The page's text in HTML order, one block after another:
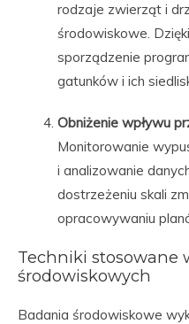
rodzaje zwierząt i
środowiskowe.
sporządzenie
gatunków i ich
Obniżenie wpływu
Monitorowanie
i analizowanie
dostrzeżeniu skali
opracowywaniu
Techniki stosowane
środowiskowych
Badania środowiskowe